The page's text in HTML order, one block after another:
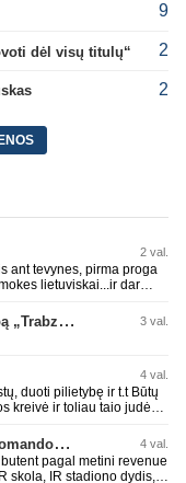
9
dėl visų titulų“ 2
2
2 val.
ant tevynes, pirma proga
lietuviskai...ir dar
M. Salah oficialiai persikėlė į Turkijos ekipą „Trabzonspor“ 3 val.
4 val.
duoti pilietybę ir t.t Būtų
kreivė ir toliau taio judės,
L. Messi gerokai pakėlė Majamio „Inter“ komandos vertę 4 val.
pagal metini revenue
skola, IR stadiono dydis,